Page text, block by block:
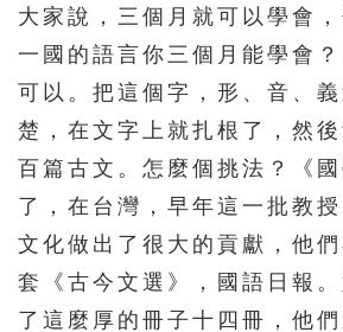
大家說，三個月就可以學會
一國的語言你三個月能學會
可以。把這個字，形、音、
楚，在文字上就扎根了，然
百篇古文。怎麼個挑法？《
了，在台灣，早年這一批教
文化做出了很大的貢獻，他
套《古今文選》，國語日報
了這麼厚的冊子十四冊，他